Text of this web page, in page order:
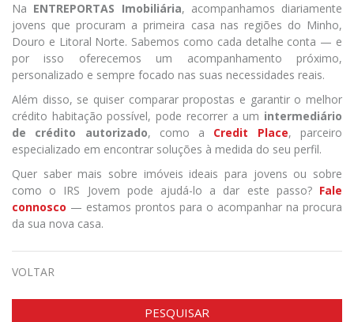
Na ENTREPORTAS Imobiliária, acompanhamos diariamente
jovens que procuram a primeira casa nas regiões do Minho,
Douro e Litoral Norte. Sabemos como cada detalhe conta — e
por isso oferecemos um acompanhamento próximo,
personalizado e sempre focado nas suas necessidades reais.
Além disso, se quiser comparar propostas e garantir o melhor
crédito habitação possível, pode recorrer a um intermediário
de crédito autorizado, como a Credit Place, parceiro
especializado em encontrar soluções à medida do seu perfil.
Quer saber mais sobre imóveis ideais para jovens ou sobre
como o IRS Jovem pode ajudá-lo a dar este passo? Fale
connosco — estamos prontos para o acompanhar na procura
da sua nova casa.
VOLTAR
PESQUISAR